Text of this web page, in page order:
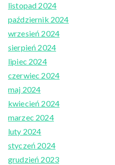
listopad 2024
październik 2024
wrzesień 2024
sierpień 2024
lipiec 2024
czerwiec 2024
maj 2024
kwiecień 2024
marzec 2024
luty 2024
styczeń 2024
grudzień 2023